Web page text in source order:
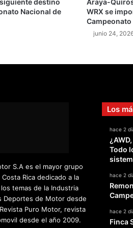
destino
Nacional de
Araya-
WRX se
Campeonato
junio 24,
S.A es el mayor grupo
Rica dedicado a la
temas de la Industria
Deportes de Motor desde
Puro Motor, revista
desde el año 2009.
Los
hace 2
Todo
hace 2
hace 2
Finca